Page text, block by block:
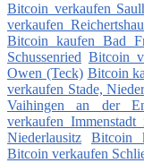
Bitcoin verkaufen
verkaufen
Bitcoin kaufen Bad
Schussenried Bitcoin
Owen (Teck) Bitcoin
verkaufen Stade,
Vaihingen an der
verkaufen
Niederlausitz
Bitcoin
Bitcoin verkaufen